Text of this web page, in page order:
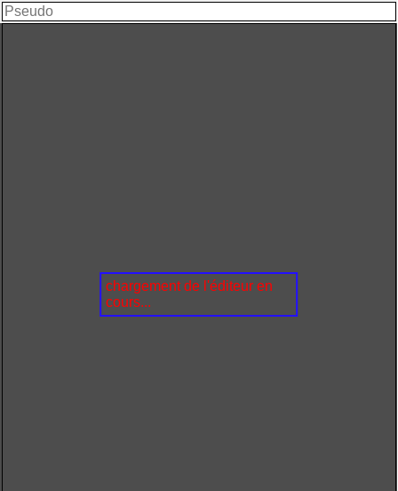
chargement de l'éditeur en
cours...